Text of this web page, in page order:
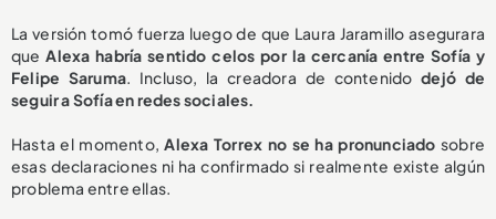
La versión tomó fuerza luego de que Laura Jaramillo asegurara
queAlexa habría sentido celos por la cercanía entre Sofía y
Felipe Saruma. Incluso, la creadora de contenidodejó de
seguir a Sofía en redes sociales.
Hasta el momento,Alexa Torrex no se ha pronunciado sobre
esas declaraciones ni ha confirmado si realmente existe algún
problema entre ellas.